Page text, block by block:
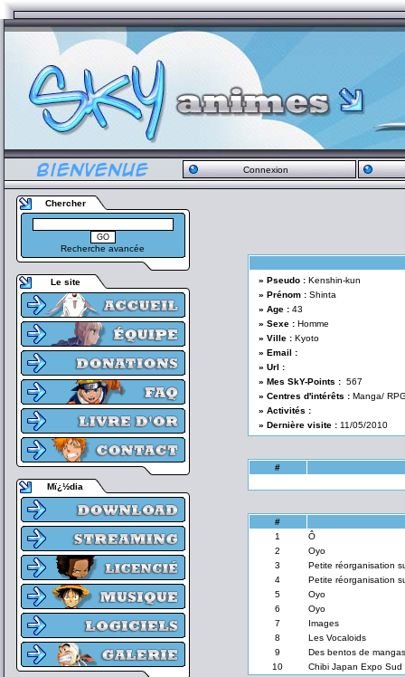
Connexion
Chercher
Recherche avancée
Le site
Mï¿½dia
» Pseudo : Kenshin-kun
» Prénom : Shinta
» Age : 43
» Sexe : Homme
» Ville : Kyoto
» Email :
» Url :
» Mes SkY-Points : 567
» Centres d'intérêts : Manga/
» Activités :
» Dernière visite : 11/05/2010
#
#
1
Ô
2
Oyo
3
Petite réorganisation
4
Petite réorganisation
5
Oyo
6
Oyo
7
Images
8
Les Vocaloids
9
Des bentos de
10
Chibi Japan Expo Sud